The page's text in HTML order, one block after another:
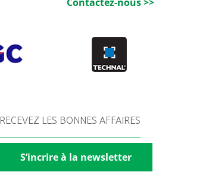
RECEVEZ LES BONNES AFFAIRES
S’incrire à la newsletter